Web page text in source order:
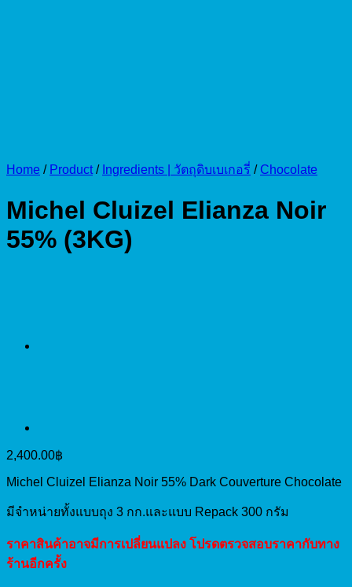
Home / Product / Ingredients | วัตถุดิบเบเกอรี่ / Chocolate
Michel Cluizel Elianza Noir
55% (3KG)
2,400.00฿
Michel Cluizel Elianza Noir 55% Dark Couverture Chocolate
มีจำหน่ายทั้งแบบถุง 3 กก.และแบบ Repack 300 กรัม
ราคาสินค้าอาจมีการเปลี่ยนแปลง โปรดตรวจสอบราคากับทาง
ร้านอีกครั้ง